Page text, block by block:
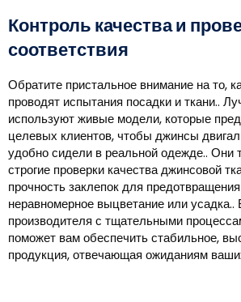
Контроль качества и
соответствия
Обратите пристальное внимание на то,
проводят испытания посадки и ткани..
используют живые модели, которые
целевых клиентов, чтобы джинсы
удобно сидели в реальной одежде.. Они
строгие проверки качества джинсовой
прочность заклепок для
неравномерное выцветание или
производителя с тщательными
поможет вам обеспечить стабильное,
продукция, отвечающая ожиданиям